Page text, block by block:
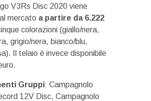
V3Rs Disc 2020 viene
mercato a partire da 6.222
colorazioni (giallo/nera,
grigio/nera, bianco/blu,
Il telaio è invece disponibile
Gruppi: Campagnolo
12V Disc, Campagnolo